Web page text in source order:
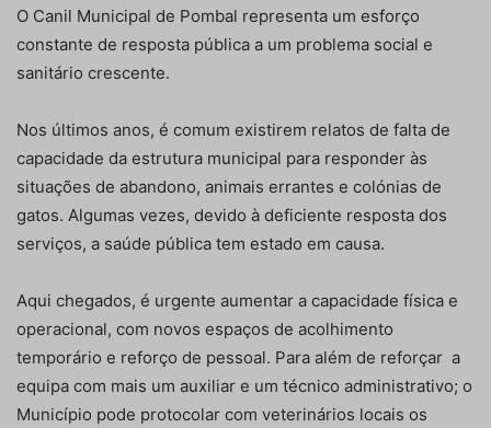
O Canil Municipal de Pombal representa um esforço
constante de resposta pública a um problema social e
sanitário crescente.
Nos últimos anos, é comum existirem relatos de falta de
capacidade da estrutura municipal para responder às
situações de abandono, animais errantes e colónias de
gatos. Algumas vezes, devido à deficiente resposta dos
serviços, a saúde pública tem estado em causa.
Aqui chegados, é urgente aumentar a capacidade física e
operacional, com novos espaços de acolhimento
temporário e reforço de pessoal. Para além de reforçar a
equipa com mais um auxiliar e um técnico administrativo; o
Município pode protocolar com veterinários locais os